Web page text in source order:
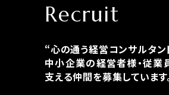
Recruit
“心の通う経営コンサルタン
中小企業の経営者様・従業
支える仲間を募集しています